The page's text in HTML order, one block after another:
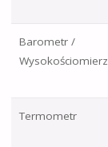
Barometr /
Wysokościomierz
Termometr